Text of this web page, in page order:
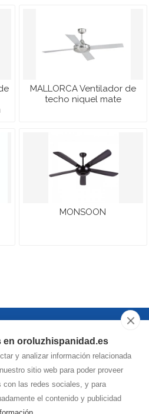
en oroluzhispanidad.es
y analizar información relacionada
sitio web para poder proveer
con las redes sociales, y para
el contenido y publicidad
MALLORCA Ventilador de
techo niquel mate
MONSOON
hotmail.es